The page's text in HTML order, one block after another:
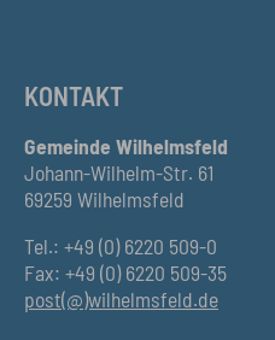
KONTAKT
Gemeinde Wilhelmsfeld
Johann-Wilhelm-Str. 61
69259 Wilhelmsfeld
Tel.: +49 (0) 6220 509-0
Fax: +49 (0) 6220 509-35
post(@)wilhelmsfeld.de